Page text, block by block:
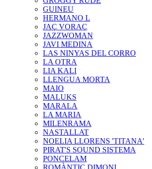
GUINEU
HERMANO L
JAÇ VORAÇ
JAZZWOMAN
JAVI MEDINA
LAS NINYAS DEL CORRO
LA OTRA
LIA KALI
LLENGUA MORTA
MAIO
MALUKS
MARALA
LA MARIA
MILENRAMA
NASTALLAT
NOELIA LLORENS 'TITANA'
PIRAT'S SOUND SISTEMA
PONCELAM
ROMÀNTIC DIMONI